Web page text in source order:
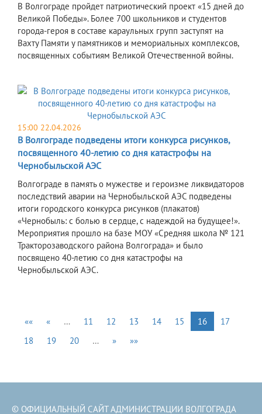
В Волгограде пройдет патриотический проект «15 дней до
Великой Победы». Более 700 школьников и студентов
города-героя в составе караульных групп заступят на
Вахту Памяти у памятников и мемориальных комплексов,
посвященных событиям Великой Отечественной войны.
15:00 22.04.2026
В Волгограде подведены итоги конкурса рисунков,
посвященного 40-летию со дня катастрофы на
Чернобыльской АЭС
Волгограде в память о мужестве и героизме ликвидаторов
последствий аварии на Чернобыльской АЭС подведены
итоги городского конкурса рисунков (плакатов)
«Чернобыль: с болью в сердце, с надеждой на будущее!».
Мероприятия прошло на базе МОУ «Средняя школа № 121
Тракторозаводского района Волгограда» и было
посвящено 40-летию со дня катастрофы на
Чернобыльской АЭС.
«« « … 11 12 13 14 15 16
17
18
19 20 … » »»
© ОФИЦИАЛЬНЫЙ САЙТ АДМИНИСТРАЦИИ ВОЛГОГРАДА